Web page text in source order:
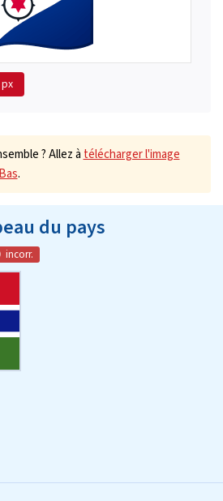
? Allez à télécharger l'image
.
du pays
incorr.